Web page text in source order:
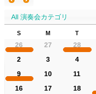
All 演奏会カテゴリ
S M T
26 27 28
2
3 4
9
10 11
16
17 18